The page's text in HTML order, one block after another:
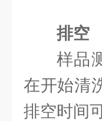
排空
样品
在开始清
排空时间